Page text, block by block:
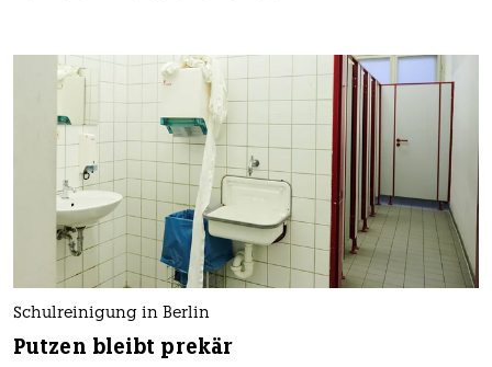
Schulreinigung in Berlin
Putzen bleibt prekär